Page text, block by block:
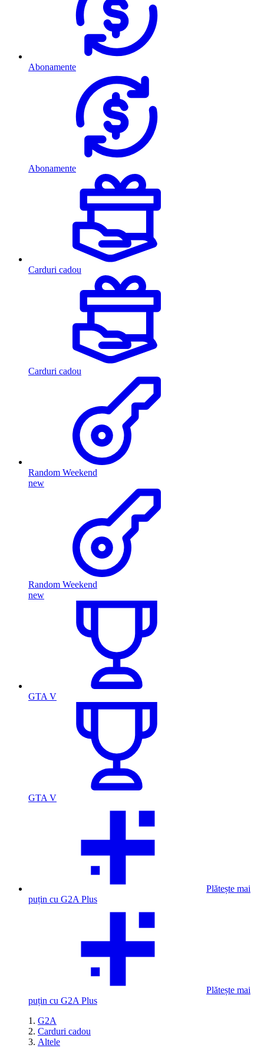
Abonamente
Abonamente
Carduri cadou
Carduri cadou
Random Weekend
new
Random Weekend
new
GTA V
GTA V
Plătește mai
puțin cu G2A Plus
Plătește mai
puțin cu G2A Plus
G2A
Carduri cadou
Altele